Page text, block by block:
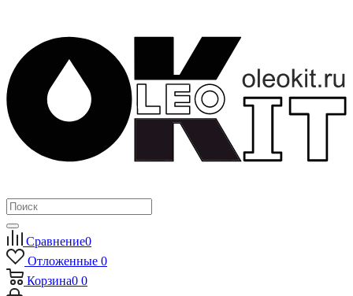
Сравнение0
Отложенные 0
Корзина0 0